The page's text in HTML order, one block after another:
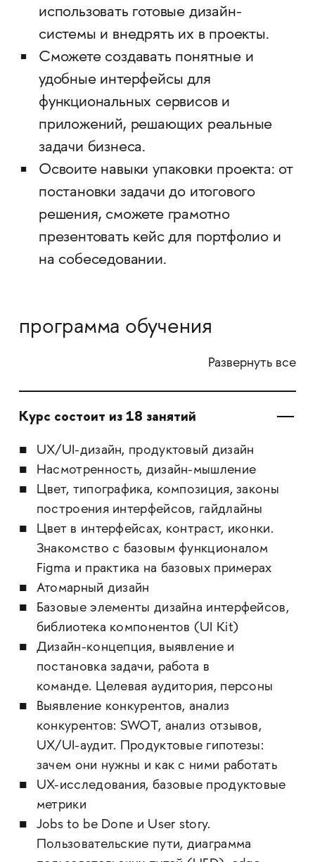
использовать готовые дизайн-
системы и внедрять их в проекты.
Сможете создавать понятные и
удобные интерфейсы для
функциональных сервисов и
приложений, решающих реальные
задачи бизнеса.
Освоите навыки упаковки проекта: от
постановки задачи до итогового
решения, сможете грамотно
презентовать кейс для портфолио и
на собеседовании.
программа обучения
Развернуть все
Курс состоит из 18 занятий
UX/UI-дизайн, продуктовый дизайн
Насмотренность, дизайн-мышление
Цвет, типографика, композиция, законы
построения интерфейсов, гайдлайны
Цвет в интерфейсах, контраст, иконки.
Знакомство с базовым функционалом
Figma и практика на базовых примерах
Атомарный дизайн
Базовые элементы дизайна интерфейсов,
библиотека компонентов (UI Kit)
Дизайн-концепция, выявление и
постановка задачи, работа в
команде. Целевая аудитория, персоны
Выявление конкурентов, анализ
конкурентов: SWOT, анализ отзывов,
UX/UI-аудит. Продуктовые гипотезы:
зачем они нужны и как с ними работать
UX-исследования, базовые продуктовые
метрики
Jobs to be Done и User story.
Пользовательские пути, диаграмма